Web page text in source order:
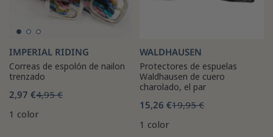
IMPERIAL RIDING
Correas de espolón de nailon
trenzado
2,97 €4,95 €
1 color
WALDHAUSEN
Protectores de espuelas
Waldhausen de cuero
charolado, el par
15,26 €19,95 €
1 color